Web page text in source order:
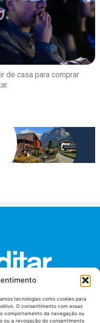
tecnologias como cookies para
O consentimento com essas
comportamento da navegação ou
ou a revogação do consentimento
de casa para comprar
de Controle Externo -